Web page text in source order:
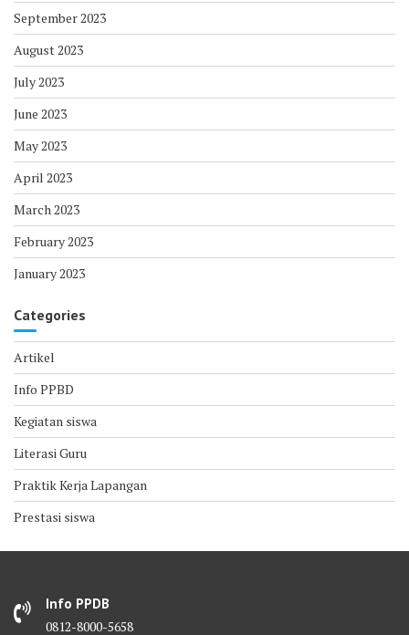
September 2023
August 2023
July 2023
June 2023
May 2023
April 2023
March 2023
February 2023
January 2023
Categories
Artikel
Info PPBD
Kegiatan siswa
Literasi Guru
Praktik Kerja Lapangan
Prestasi siswa
Info PPDB
0812-8000-5658